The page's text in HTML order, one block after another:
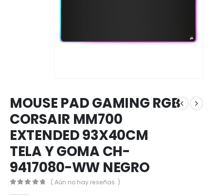
MOUSE PAD GAMING RGB
CORSAIR MM700
EXTENDED 93X40CM
TELA Y GOMA CH-
9417080-WW NEGRO
( Aún no hay reseñas. )